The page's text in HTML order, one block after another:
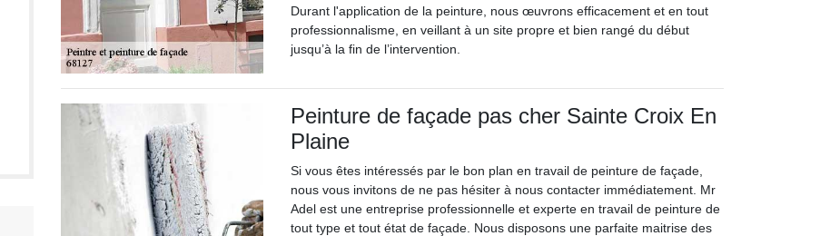
Durant l'application de la peinture, nous œuvrons efficacement et en tout
professionnalisme, en veillant à un site propre et bien rangé du début
jusqu’à la fin de l’intervention.
Peinture de façade pas cher Sainte Croix En
Plaine
Si vous êtes intéressés par le bon plan en travail de peinture de façade,
nous vous invitons de ne pas hésiter à nous contacter immédiatement. Mr
Adel est une entreprise professionnelle et experte en travail de peinture de
tout type et tout état de façade. Nous disposons une parfaite maitrise des